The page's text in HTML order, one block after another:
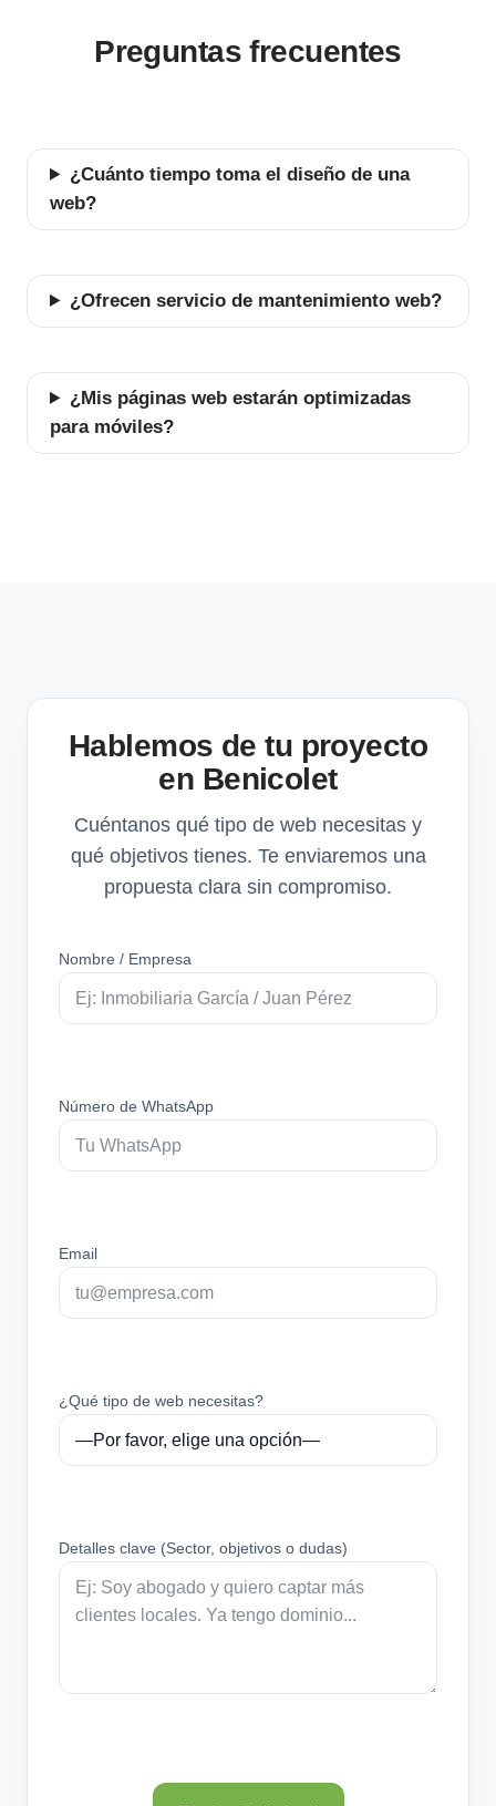
Preguntas frecuentes
¿Cuánto tiempo toma el diseño de una
web?
¿Ofrecen servicio de mantenimiento web?
¿Mis páginas web estarán optimizadas
para móviles?
Hablemos de tu proyecto
en Benicolet
Cuéntanos qué tipo de web necesitas y
qué objetivos tienes. Te enviaremos una
propuesta clara sin compromiso.
Nombre / Empresa
Número de WhatsApp
Email
¿Qué tipo de web necesitas?
Detalles clave (Sector, objetivos o dudas)